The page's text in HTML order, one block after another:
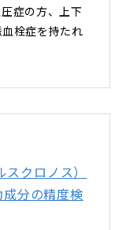
症の方、上下
栓症を持たれ
クロノス）
分の精度検